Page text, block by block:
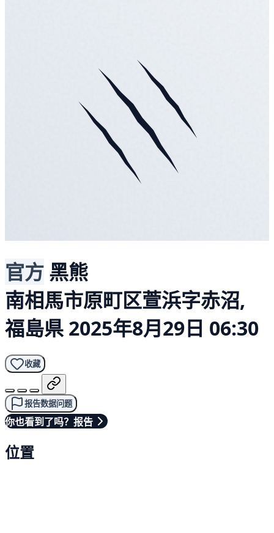
官方 黑熊
南相馬市原町区萱浜字赤沼,
福島県 2025年8月29日 06:30
收藏
报告数据问题
你也看到了吗？报告
位置